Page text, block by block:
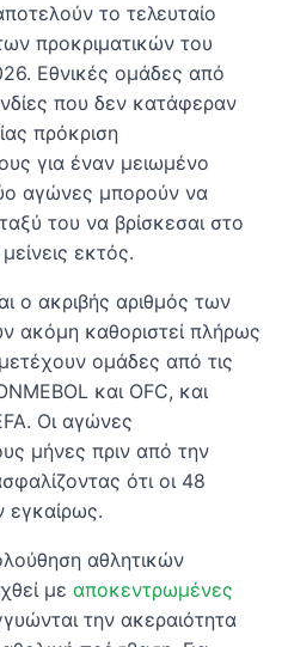
το τελευταίο
προκριματικών του
Εθνικές ομάδες από
που δεν κατάφεραν
πρόκριση
για έναν μειωμένο
αγώνες μπορούν να
του να βρίσκεσαι στο
εκτός.
ο ακριβής αριθμός των
ακόμη καθοριστεί πλήρως
ομάδες από τις
και OFC, και
Οι αγώνες
μήνες πριν από την
ότι οι 48
εγκαίρως.
αθλητικών
με αποκεντρωμένες
την ακεραιότητα